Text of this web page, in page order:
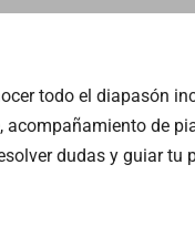
todo el diapasón
acompañamiento de
dudas y guiar tu